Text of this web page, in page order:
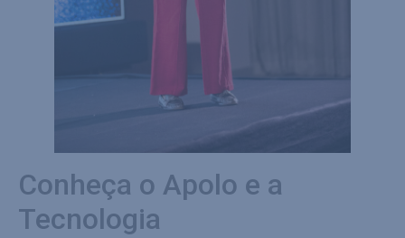
Conheça o Apolo e a
Tecnologia